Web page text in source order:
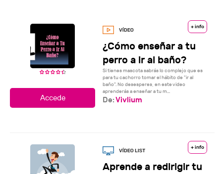
+ info
¿Cómo enseñar a tu
perro a ir al baño?
Si tienes mascota sabrás lo complejo que es
para tu cachorro tomar el hábito de "ir al
baño". No desesperes, en este video
aprenderás a enseñar a tu m...
De:Vivlium
+ info
Aprende a redirigir tu